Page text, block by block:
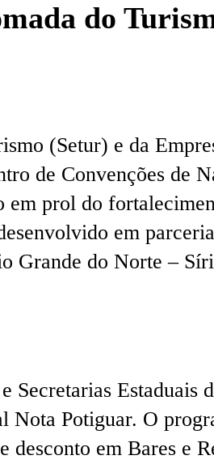
do
(Setur) e da
de Convenções de
prol do
em
do Norte –
Secretarias
Potiguar. O
em Bares e